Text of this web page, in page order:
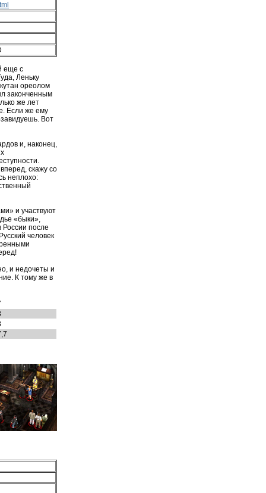
еще с
Леньку
ореолом
законченным
же лет
Если же ему
Вот
и, наконец,
скажу со
неплохо:
и участвуют
«быки»,
после
человек
и недочеты и
К тому же в